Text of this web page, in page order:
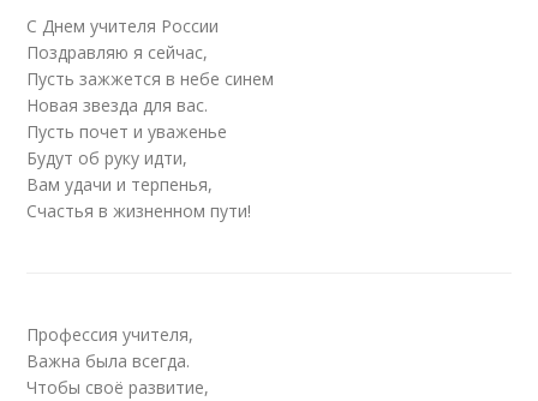
С Днем учителя России
Поздравляю я сейчас,
Пусть зажжется в небе синем
Новая звезда для вас.
Пусть почет и уваженье
Будут об руку идти,
Вам удачи и терпенья,
Счастья в жизненном пути!
Профессия учителя,
Важна была всегда.
Чтобы своё развитие,